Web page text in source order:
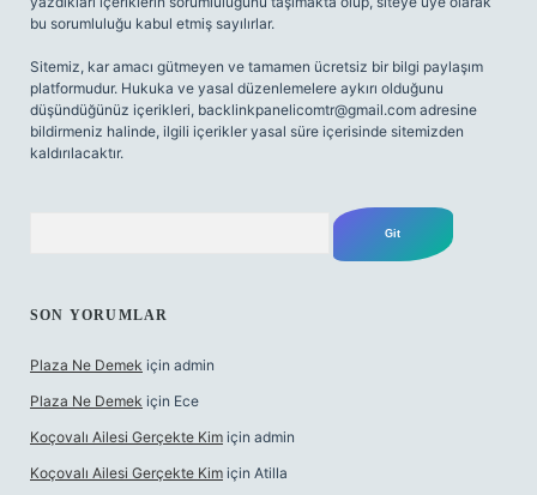
bu sorumluluğu kabul etmiş sayılırlar.
Sitemiz, kar amacı gütmeyen ve tamamen ücretsiz bir bilgi paylaşım
platformudur. Hukuka ve yasal düzenlemelere aykırı olduğunu
düşündüğünüz içerikleri, backlinkpanelicomtr@gmail.com adresine
bildirmeniz halinde, ilgili içerikler yasal süre içerisinde sitemizden
kaldırılacaktır.
SON YORUMLAR
Plaza Ne Demek için admin
Plaza Ne Demek için Ece
Koçovalı Ailesi Gerçekte Kim için admin
Koçovalı Ailesi Gerçekte Kim için Atilla